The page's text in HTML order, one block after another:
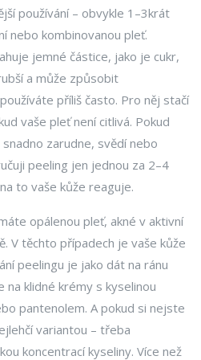
používání – obvykle 1–3krát
nebo kombinovanou pleť.
jemné částice, jako je cukr,
a může způsobit
příliš často. Pro něj stačí
vaše pleť není citlivá. Pokud
zarudne, svědí nebo
peeling jen jednou za 2–4
to vaše kůže reaguje.
opálenou pleť, akné v aktivní
V těchto případech je vaše kůže
peelingu je jako dát na ránu
klidné krémy s kyselinou
pantenolem. A pokud si nejste
variantou – třeba
koncentrací kyseliny. Více než